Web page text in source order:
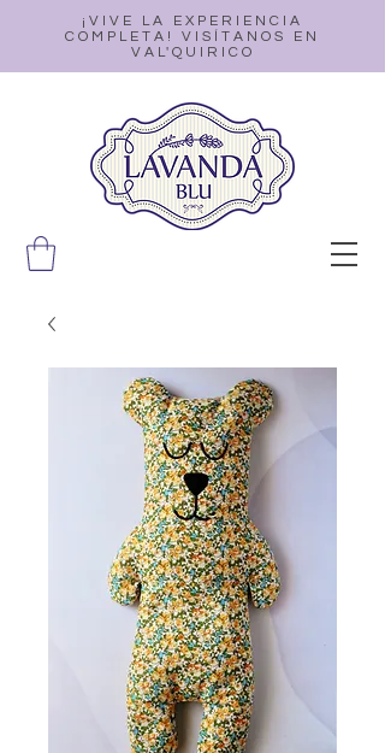
¡VIVE LA EXPERIENCIA
COMPLETA! VISÍTANOS EN
VAL'QUIRICO